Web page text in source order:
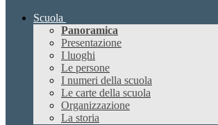
Scuola
Panoramica
Presentazione
I luoghi
Le persone
I numeri della scuola
Le carte della scuola
Organizzazione
La storia